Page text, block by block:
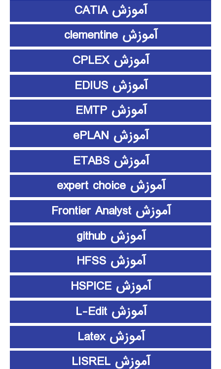
آموزش CATIA
آموزش clementine
آموزش CPLEX
آموزش EDIUS
آموزش EMTP
آموزش ePLAN
آموزش ETABS
آموزش expert choice
آموزش Frontier Analyst
آموزش github
آموزش HFSS
آموزش HSPICE
آموزش L-Edit
آموزش Latex
آموزش LISREL